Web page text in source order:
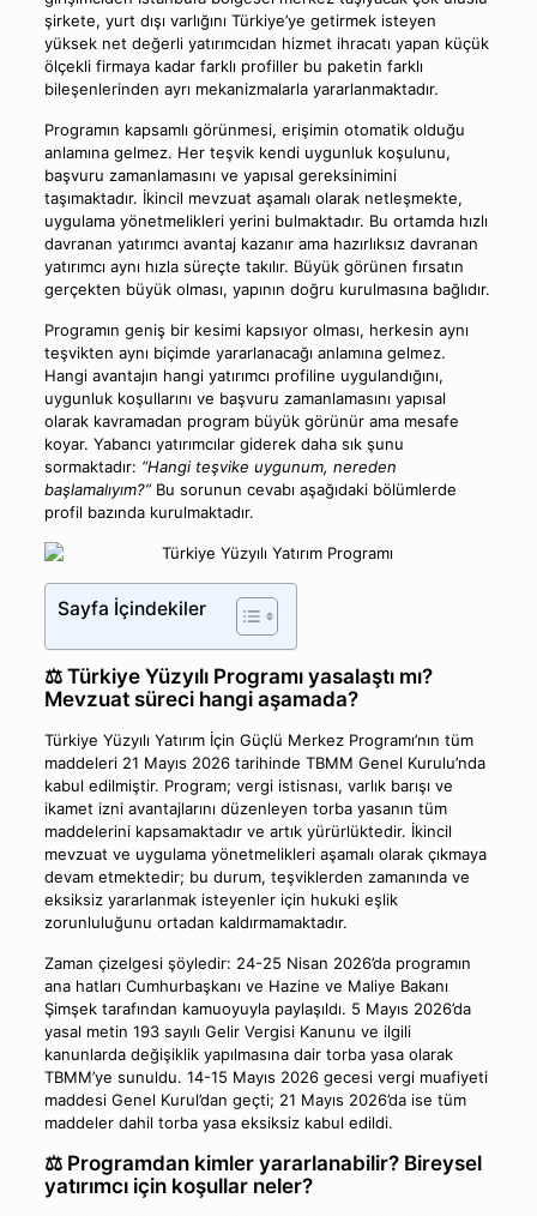
şirkete, yurt dışı varlığını Türkiye’ye getirmek isteyen
yüksek net değerli yatırımcıdan hizmet ihracatı yapan küçük
ölçekli firmaya kadar farklı profiller bu paketin farklı
bileşenlerinden ayrı mekanizmalarla yararlanmaktadır.
Programın kapsamlı görünmesi, erişimin otomatik olduğu
anlamına gelmez. Her teşvik kendi uygunluk koşulunu,
başvuru zamanlamasını ve yapısal gereksinimini
taşımaktadır. İkincil mevzuat aşamalı olarak netleşmekte,
uygulama yönetmelikleri yerini bulmaktadır. Bu ortamda hızlı
davranan yatırımcı avantaj kazanır ama hazırlıksız davranan
yatırımcı aynı hızla süreçte takılır. Büyük görünen fırsatın
gerçekten büyük olması, yapının doğru kurulmasına bağlıdır.
Programın geniş bir kesimi kapsıyor olması, herkesin aynı
teşvikten aynı biçimde yararlanacağı anlamına gelmez.
Hangi avantajın hangi yatırımcı profiline uygulandığını,
uygunluk koşullarını ve başvuru zamanlamasını yapısal
olarak kavramadan program büyük görünür ama mesafe
koyar. Yabancı yatırımcılar giderek daha sık şunu
sormaktadır: “Hangi teşvike uygunum, nereden
başlamalıyım?”Bu sorunun cevabı aşağıdaki bölümlerde
profil bazında kurulmaktadır.
Sayfa İçindekiler
⚖️ Türkiye Yüzyılı Programı yasalaştı mı?
Mevzuat süreci hangi aşamada?
Türkiye Yüzyılı Yatırım İçin Güçlü Merkez Programı’nın tüm
maddeleri 21 Mayıs 2026 tarihinde TBMM Genel Kurulu’nda
kabul edilmiştir. Program; vergi istisnası, varlık barışı ve
ikamet izni avantajlarını düzenleyen torba yasanın tüm
maddelerini kapsamaktadır ve artık yürürlüktedir. İkincil
mevzuat ve uygulama yönetmelikleri aşamalı olarak çıkmaya
devam etmektedir; bu durum, teşviklerden zamanında ve
eksiksiz yararlanmak isteyenler için hukuki eşlik
zorunluluğunu ortadan kaldırmamaktadır.
Zaman çizelgesi şöyledir: 24-25 Nisan 2026’da programın
ana hatları Cumhurbaşkanı ve Hazine ve Maliye Bakanı
Şimşek tarafından kamuoyuyla paylaşıldı. 5 Mayıs 2026’da
yasal metin 193 sayılı Gelir Vergisi Kanunu ve ilgili
kanunlarda değişiklik yapılmasına dair torba yasa olarak
TBMM’ye sunuldu. 14-15 Mayıs 2026 gecesi vergi muafiyeti
maddesi Genel Kurul’dan geçti; 21 Mayıs 2026’da ise tüm
maddeler dahil torba yasa eksiksiz kabul edildi.
⚖️ Programdan kimler yararlanabilir? Bireysel
yatırımcı için koşullar neler?